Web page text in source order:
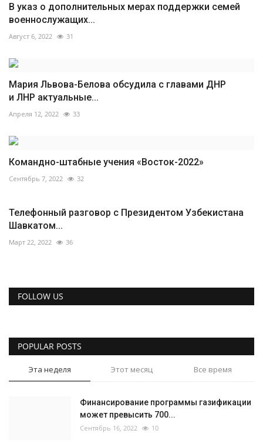
В указ о дополнительных мерах поддержки семей
военнослужащих...
Август 6, 2022 31
Мария Львова-Белова обсудила с главами ДНР
и ЛНР актуальные...
Апреля 12, 2022 33
Командно-штабные учения «Восток-2022»
Сентябрь 7, 2022 32
Телефонный разговор с Президентом Узбекистана
Шавкатом...
Март 22, 2022 36
FOLLOW US
POPULAR POSTS
Эта неделя Этот месяц Все время
Финансирование программы газификации
может превысить 700...
Сентябрь 16, 2022 10